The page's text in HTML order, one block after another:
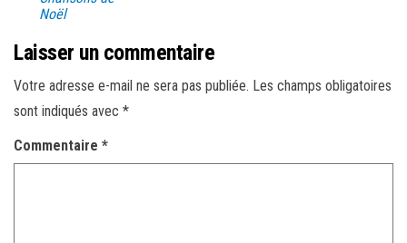
Noël
Laisser un commentaire
Votre adresse e-mail ne sera pas publiée. Les champs obligatoires
sont indiqués avec *
Commentaire *